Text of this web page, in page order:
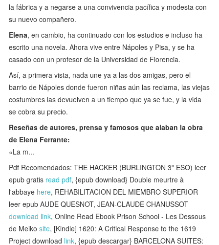
la fábrica y a negarse a una convivencia pacífica y modesta con
su nuevo compañero.
Elena, en cambio, ha continuado con los estudios e incluso ha
escrito una novela. Ahora vive entre Nápoles y Pisa, y se ha
casado con un profesor de la Universidad de Florencia.
Así, a primera vista, nada une ya a las dos amigas, pero el
barrio de Nápoles donde fueron niñas aún las reclama, las viejas
costumbres las devuelven a un tiempo que ya se fue, y la vida
se cobra su precio.
Reseñas de autores, prensa y famosos que alaban la obra
de Elena Ferrante:
«La m...
Pdf Recomendados: THE HACKER (BURLINGTON 3º ESO) leer
epub gratis read pdf, {epub download} Double meurtre à
l'abbaye here, REHABILITACION DEL MIEMBRO SUPERIOR
leer epub AUDE QUESNOT, JEAN-CLAUDE CHANUSSOT
download link, Online Read Ebook Prison School - Les Dessous
de Meikosite, [Kindle] 1620: A Critical Response to the 1619
Project download link, {epub descargar} BARCELONA SUITES: